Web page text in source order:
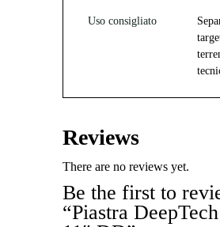
Uso consigliato
Reviews
There are no reviews yet.
Be the first to
“Piastra